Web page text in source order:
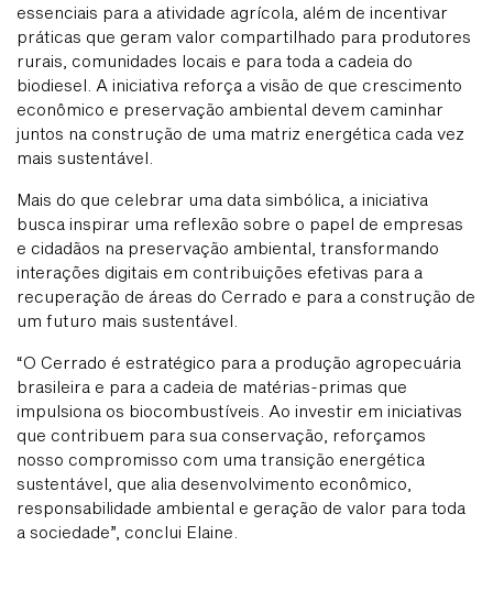
essenciais para a atividade agrícola, além de incentivar
práticas que geram valor compartilhado para produtores
rurais, comunidades locais e para toda a cadeia do
biodiesel. A iniciativa reforça a visão de que crescimento
econômico e preservação ambiental devem caminhar
juntos na construção de uma matriz energética cada vez
mais sustentável.
Mais do que celebrar uma data simbólica, a iniciativa
busca inspirar uma reflexão sobre o papel de empresas
e cidadãos na preservação ambiental, transformando
interações digitais em contribuições efetivas para a
recuperação de áreas do Cerrado e para a construção de
um futuro mais sustentável.
“O Cerrado é estratégico para a produção agropecuária
brasileira e para a cadeia de matérias-primas que
impulsiona os biocombustíveis. Ao investir em iniciativas
que contribuem para sua conservação, reforçamos
nosso compromisso com uma transição energética
sustentável, que alia desenvolvimento econômico,
responsabilidade ambiental e geração de valor para toda
a sociedade”, conclui Elaine.